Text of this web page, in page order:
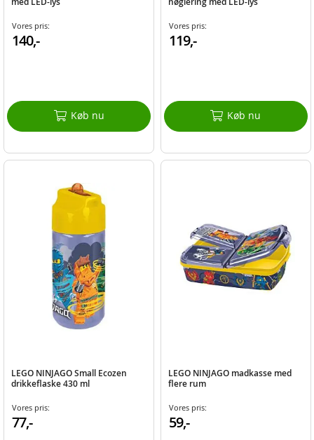
Vores pris:
140,-
Køb nu
Vores pris:
119,-
Køb nu
LEGO NINJAGO Small Ecozen
drikkeflaske 430 ml
Vores pris:
77,-
LEGO NINJAGO madkasse med
flere rum
Vores pris:
59,-